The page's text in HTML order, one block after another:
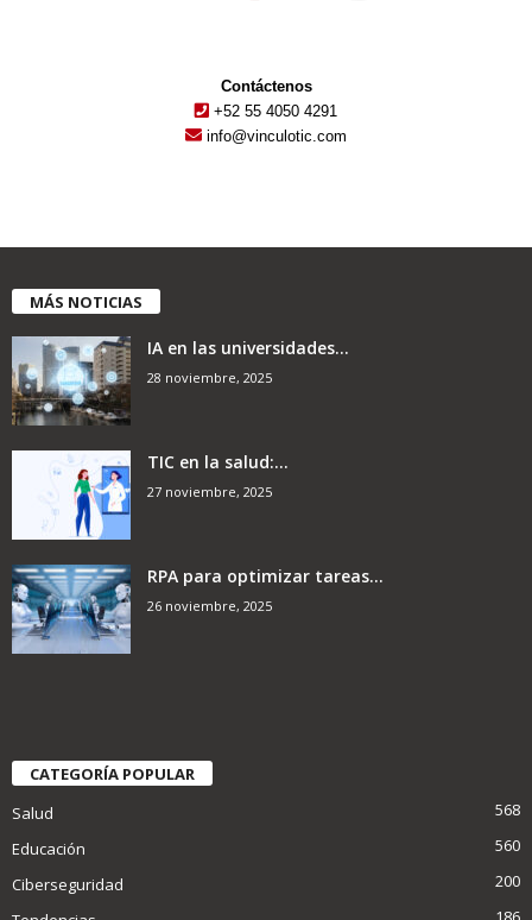
Contáctenos
+52 55 4050 4291
info@vinculotic.com
MÁS NOTICIAS
IA en las universidades...
28 noviembre, 2025
TIC en la salud:...
27 noviembre, 2025
RPA para optimizar tareas...
26 noviembre, 2025
CATEGORÍA POPULAR
Salud
568
Educación
560
Ciberseguridad
200